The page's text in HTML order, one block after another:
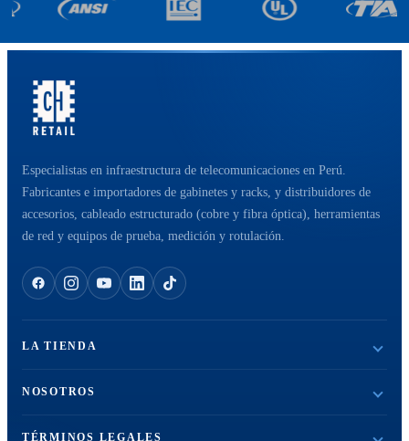
Especialistas en infraestructura de telecomunicaciones en Perú.
Fabricantes e importadores de gabinetes y racks, y distribuidores de
accesorios, cableado estructurado (cobre y fibra óptica), herramientas
de red y equipos de prueba, medición y rotulación.
LA TIENDA
NOSOTROS
TÉRMINOS LEGALES